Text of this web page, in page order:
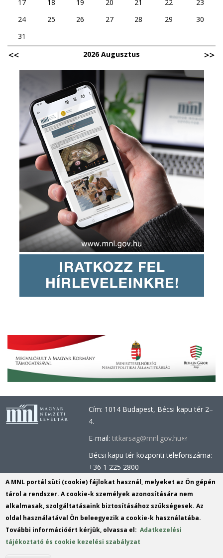
17
18 19 20 21 22
23
24
25 26 27 28 29
30
31
2026 Augusztus
Cím: 1014 Budapest, Bécsi kapu tér 2–
4.
E-mail:titkarsag@mnl.gov.hu(link
sends
mail)
Bécsi kapu tér központi telefonszáma:
+36 1 225 2800
Óbudai épület központi telefonszáma:
+36 1 437 0660
Információs Iroda (Kutatószolgálat):
info@mnl.gov.hu(link
sends
Tel.: +36 1 225 2843, +36 1 225 2844
Postacím: 1014 Budapest, Bécsi kapu
A MNL portál süti (cookie) fájlokat használ, melyeket az Ön gépén
tárol a rendszer. A cookie-k személyek azonosítására nem
alkalmasak, szolgáltatásaink biztosításához szükségesek. Az
oldal használatával Ön beleegyezik a cookie-k használatába.
További információért kérjük, olvassa el:Adatkezelési
tájékoztató és cookie kezelési szabályzat